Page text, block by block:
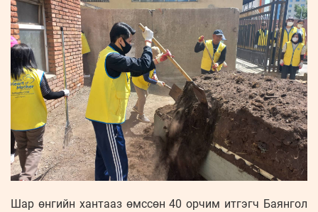
Шар өнгийн хантааз өмссөн 40 орчим итгэгч Баянгол